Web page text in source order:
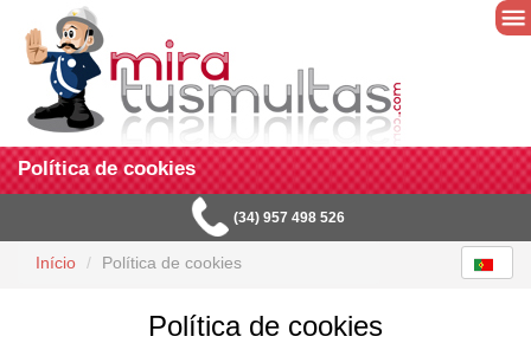
Política de cookies
(34) 957 498 526
Início Política de cookies
Política de cookies